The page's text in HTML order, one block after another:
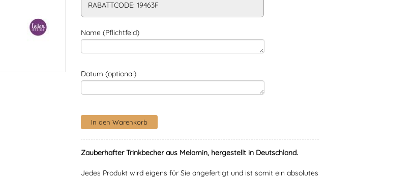
RABATTCODE: 19463F
Name (Pflichtfeld)
Datum (optional)
Zauberhafter Trinkbecher aus Melamin, hergestellt in Deutschland.
Jedes Produkt wird eigens für Sie angefertigt und ist somit ein absolutes